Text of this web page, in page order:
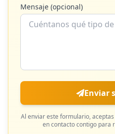
Mensaje (opcional)
Enviar
Al enviar este formulario, aceptas
en contacto contigo para